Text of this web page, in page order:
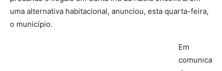
uma alternativa habitacional, anunciou, esta quarta-feira,
o município.
Em
comunica